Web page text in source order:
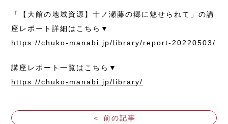
「【大館の地域資源】十ノ瀬藤の郷に魅せられて」の講
座レポート詳細はこちら▼
https://chuko-manabi.jp/library/report-20220503/
講座レポート一覧はこちら▼
https://chuko-manabi.jp/library/
＜ 前の記事